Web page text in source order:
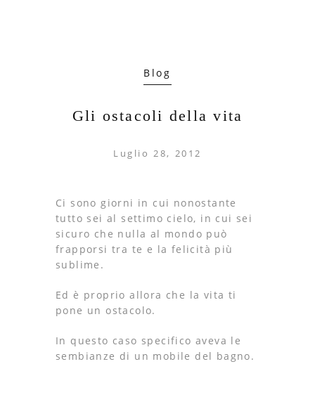
Blog
Gli ostacoli della vita
Luglio 28, 2012
Ci sono giorni in cui nonostante
tutto sei al settimo cielo, in cui sei
sicuro che nulla al mondo può
frapporsi tra te e la felicità più
sublime.
Ed è proprio allora che la vita ti
pone un ostacolo.
In questo caso specifico aveva le
sembianze di un mobile del bagno.